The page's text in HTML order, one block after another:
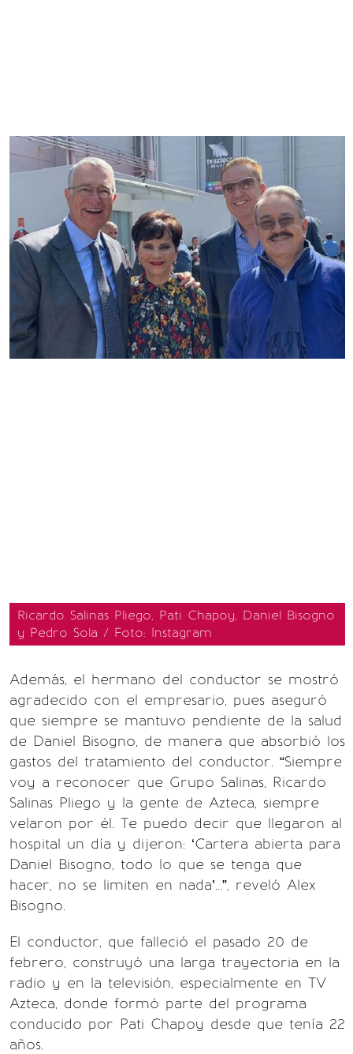
Ricardo Salinas Pliego, Pati Chapoy, Daniel Bisogno
y Pedro Sola / Foto: Instagram
Además, el hermano del conductor se mostró
agradecido con el empresario, pues aseguró
que siempre se mantuvo pendiente de la salud
de Daniel Bisogno, de manera que absorbió los
gastos del tratamiento del conductor. “Siempre
voy a reconocer que Grupo Salinas, Ricardo
Salinas Pliego y la gente de Azteca, siempre
velaron por él. Te puedo decir que llegaron al
hospital un día y dijeron: ‘Cartera abierta para
Daniel Bisogno, todo lo que se tenga que
hacer, no se limiten en nada’...”, reveló Alex
Bisogno.
El conductor, que falleció el pasado 20 de
febrero, construyó una larga trayectoria en la
radio y en la televisión, especialmente en TV
Azteca, donde formó parte del programa
conducido por Pati Chapoy desde que tenía 22
años.